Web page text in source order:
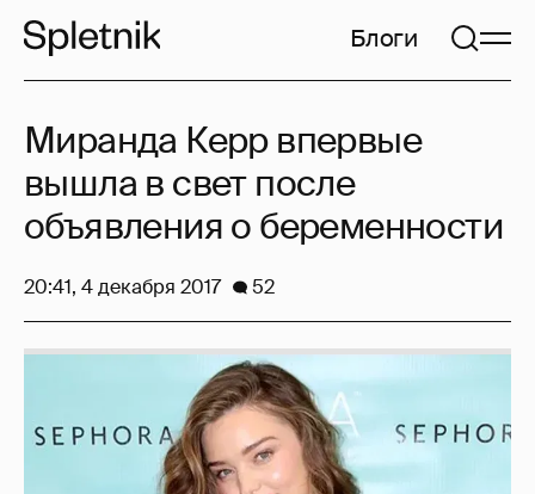
Блоги
Миранда Керр впервые
вышла в свет после
объявления о беременности
20:41, 4 декабря 2017 52